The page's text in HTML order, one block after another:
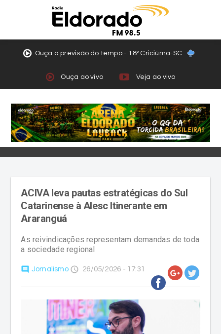
Ouça a previsão do tempo - 18º Criciúma-SC
Ouça ao vivo Veja ao vivo
ACIVA leva pautas estratégicas do Sul
Catarinense à Alesc Itinerante em
Araranguá
As reivindicações representam demandas de toda
a sociedade regional
comment Jornalismo access_time 26/05/2026 - 17:31